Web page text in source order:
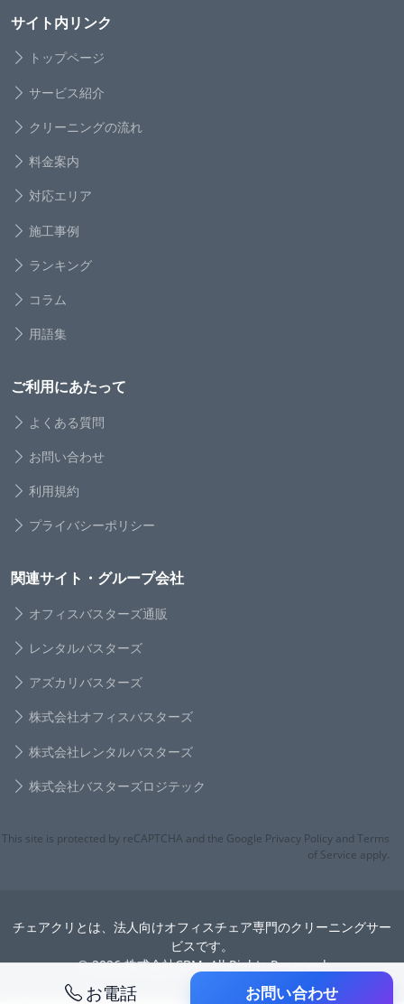
お電話 お問い合わせ
サイト内リンク
トップページ
サービス紹介
クリーニングの流れ
料金案内
対応エリア
施工事例
ランキング
コラム
用語集
ご利用にあたって
よくある質問
お問い合わせ
利用規約
プライバシーポリシー
関連サイト・グループ会社
オフィスバスターズ通販
レンタルバスターズ
アズカリバスターズ
株式会社オフィスバスターズ
株式会社レンタルバスターズ
株式会社バスターズロジテック
This site is protected by reCAPTCHA and the Google Privacy Policy and Terms
of Service apply.
チェアクリとは、法人向けオフィスチェア専門のクリーニングサー
ビスです。
© 2026 株式会社CBM. All Rights Reserved